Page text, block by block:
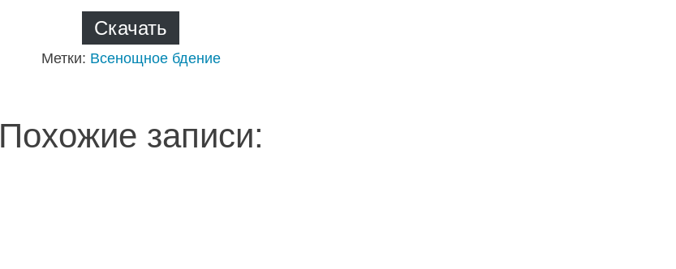
Скачать
Метки: Всенощное бдение
Похожие записи: